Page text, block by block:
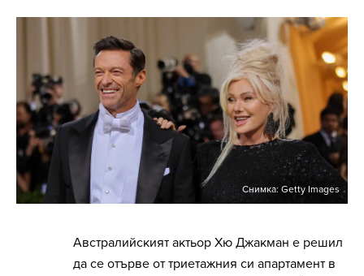
Снимка: Getty Images
Австралийският актьор Хю Джакман е решил
да се отърве от триетажния си апартамент в